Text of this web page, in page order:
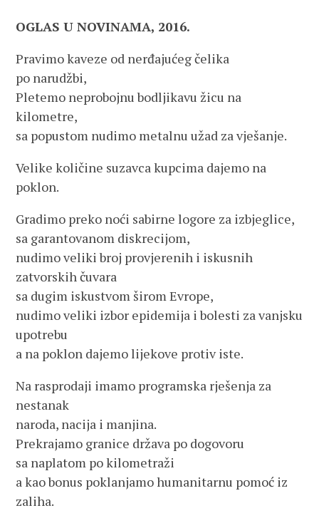
OGLAS U NOVINAMA, 2016.
Pravimo kaveze od nerđajućeg čelika
po narudžbi,
Pletemo neprobojnu bodljikavu žicu na
kilometre,
sa popustom nudimo metalnu užad za vješanje.
Velike količine suzavca kupcima dajemo na
poklon.
Gradimo preko noći sabirne logore za izbjeglice,
sa garantovanom diskrecijom,
nudimo veliki broj provjerenih i iskusnih
zatvorskih čuvara
sa dugim iskustvom širom Evrope,
nudimo veliki izbor epidemija i bolesti za vanjsku
upotrebu
a na poklon dajemo lijekove protiv iste.
Na rasprodaji imamo programska rješenja za
nestanak
naroda, nacija i manjina.
Prekrajamo granice država po dogovoru
sa naplatom po kilometraži
a kao bonus poklanjamo humanitarnu pomoć iz
zaliha.